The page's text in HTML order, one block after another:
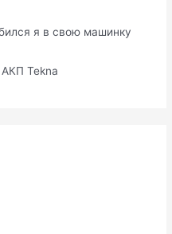
я в свою машинку
АКП Tekna